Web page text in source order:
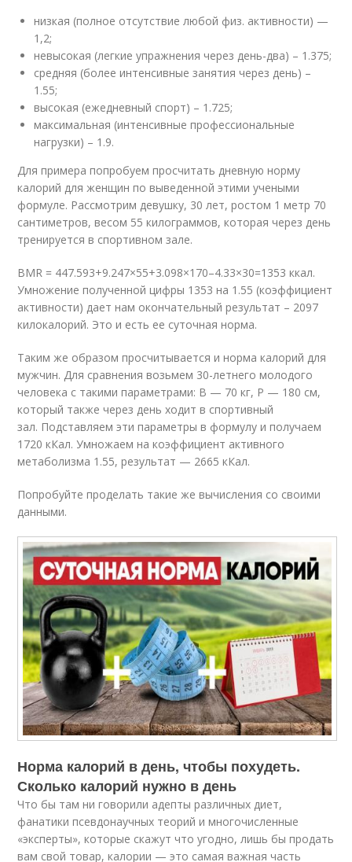
низкая (полное отсутствие любой физ. активности) —
1,2;
невысокая (легкие упражнения через день-два) – 1.375;
средняя (более интенсивные занятия через день) –
1.55;
высокая (ежедневный спорт) – 1.725;
максимальная (интенсивные профессиональные
нагрузки) – 1.9.
Для примера попробуем просчитать дневную норму
калорий для женщин по выведенной этими учеными
формуле. Рассмотрим девушку, 30 лет, ростом 1 метр 70
сантиметров, весом 55 килограммов, которая через день
тренируется в спортивном зале.
BMR = 447.593+9.247×55+3.098×170–4.33×30=1353 ккал.
Умножение полученной цифры 1353 на 1.55 (коэффициент
активности) дает нам окончательный результат – 2097
килокалорий. Это и есть ее суточная норма.
Таким же образом просчитывается и норма калорий для
мужчин. Для сравнения возьмем 30-летнего молодого
человека с такими параметрами: В — 70 кг, Р — 180 см,
который также через день ходит в спортивный
зал. Подставляем эти параметры в формулу и получаем
1720 кКал. Умножаем на коэффициент активного
метаболизма 1.55, результат — 2665 кКал.
Попробуйте проделать такие же вычисления со своими
данными.
Норма калорий в день, чтобы похудеть.
Сколько калорий нужно в день
Что бы там ни говорили адепты различных диет,
фанатики псевдонаучных теорий и многочисленные
«эксперты», которые скажут что угодно, лишь бы продать
вам свой товар, калории — это самая важная часть